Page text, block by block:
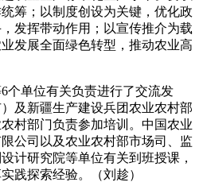
筹；以制度创设为关键，优化政
发挥带动作用；以宣传推介为载
发展全面绿色转型，推动农业高
单位有关负责进行了交流发
及新疆生产建设兵团农业农村部
村部门负责参加培训。中国农业
公司以及农业农村部市场司、监
计研究院等单位有关到班授课，
践探索经验。（刘趁）